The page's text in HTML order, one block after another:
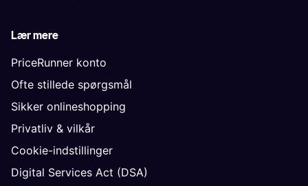
Lær mere
PriceRunner konto
Ofte stillede spørgsmål
Sikker onlineshopping
Privatliv & vilkår
Cookie-indstillinger
Digital Services Act (DSA)